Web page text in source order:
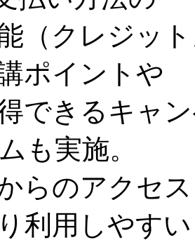
（クレジッ
ポイントや
できるキャ
も実施。
らのアクセ
利用しやすい